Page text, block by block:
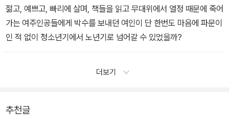
젊고, 예쁘고, 빠리에 살며, 책들을 읽고 무대위에서 열정 때문에 죽어
가는 여주인공들에게 박수를 보내던 여인이 단 한번도 마음에 파문이
인 적 없이 청소년기에서 노년기로 넘어갈 수 있었을까?
더보기
추천글